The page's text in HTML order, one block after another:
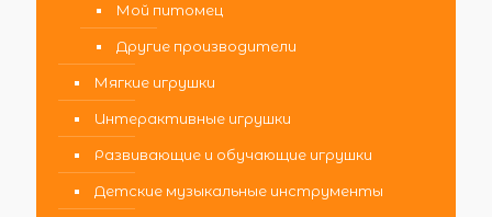
Мой питомец
Другие производители
Мягкие игрушки
Интерактивные игрушки
Развивающие и обучающие игрушки
Детские музыкальные инструменты